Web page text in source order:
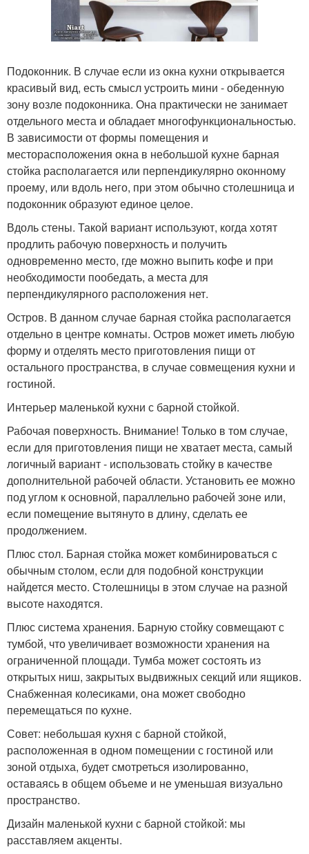
Подоконник. В случае если из окна кухни открывается
красивый вид, есть смысл устроить мини - обеденную
зону возле подоконника. Она практически не занимает
отдельного места и обладает многофункциональностью.
В зависимости от формы помещения и
месторасположения окна в небольшой кухне барная
стойка располагается или перпендикулярно оконному
проему, или вдоль него, при этом обычно столешница и
подоконник образуют единое целое.
Вдоль стены. Такой вариант используют, когда хотят
продлить рабочую поверхность и получить
одновременно место, где можно выпить кофе и при
необходимости пообедать, а места для
перпендикулярного расположения нет.
Остров. В данном случае барная стойка располагается
отдельно в центре комнаты. Остров может иметь любую
форму и отделять место приготовления пищи от
остального пространства, в случае совмещения кухни и
гостиной.
Интерьер маленькой кухни с барной стойкой.
Рабочая поверхность. Внимание! Только в том случае,
если для приготовления пищи не хватает места, самый
логичный вариант - использовать стойку в качестве
дополнительной рабочей области. Установить ее можно
под углом к основной, параллельно рабочей зоне или,
если помещение вытянуто в длину, сделать ее
продолжением.
Плюс стол. Барная стойка может комбинироваться с
обычным столом, если для подобной конструкции
найдется место. Столешницы в этом случае на разной
высоте находятся.
Плюс система хранения. Барную стойку совмещают с
тумбой, что увеличивает возможности хранения на
ограниченной площади. Тумба может состоять из
открытых ниш, закрытых выдвижных секций или ящиков.
Снабженная колесиками, она может свободно
перемещаться по кухне.
Совет: небольшая кухня с барной стойкой,
расположенная в одном помещении с гостиной или
зоной отдыха, будет смотреться изолированно,
оставаясь в общем объеме и не уменьшая визуально
пространство.
Дизайн маленькой кухни с барной стойкой: мы
расставляем акценты.